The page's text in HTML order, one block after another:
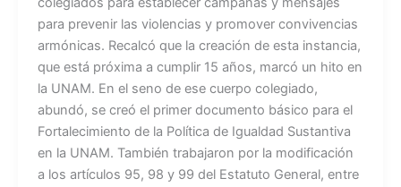
para prevenir las violencias y promover convivencias
armónicas. Recalcó que la creación de esta instancia,
que está próxima a cumplir 15 años, marcó un hito en
la UNAM. En el seno de ese cuerpo colegiado,
abundó, se creó el primer documento básico para el
Fortalecimiento de la Política de Igualdad Sustantiva
en la UNAM. También trabajaron por la modificación
a los artículos 95, 98 y 99 del Estatuto General, entre